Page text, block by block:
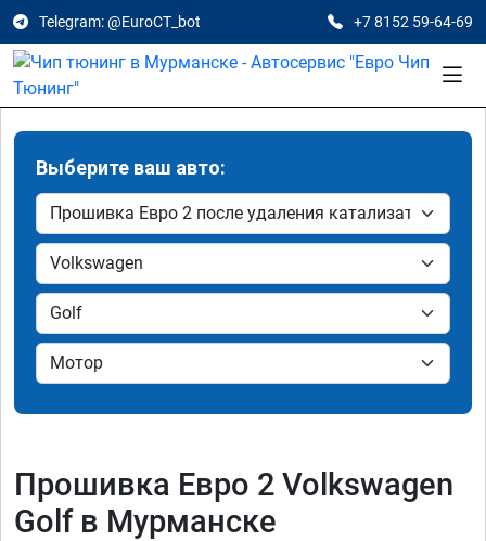
Telegram: @EuroCT_bot +7 8152 59-64-69
Выберите ваш авто:
Прошивка Евро 2 Volkswagen
Golf в Мурманске